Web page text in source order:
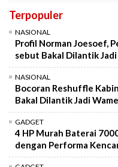
Terpopuler
NASIONAL
Profil Norman Joesoef,
sebut Bakal Dilantik Jadi
NASIONAL
Bocoran Reshuffle
Bakal Dilantik Jadi
GADGET
4 HP Murah Baterai
dengan Performa